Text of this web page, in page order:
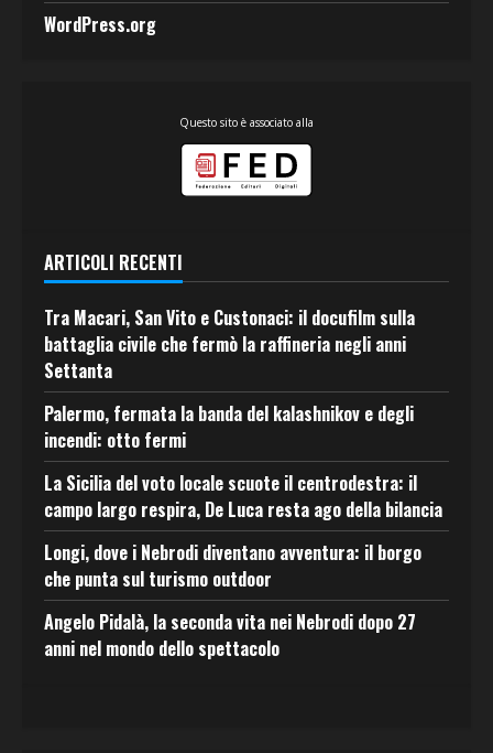
WordPress.org
Questo sito è associato alla
ARTICOLI RECENTI
Tra Macari, San Vito e Custonaci: il docufilm sulla
battaglia civile che fermò la raffineria negli anni
Settanta
Palermo, fermata la banda del kalashnikov e degli
incendi: otto fermi
La Sicilia del voto locale scuote il centrodestra: il
campo largo respira, De Luca resta ago della bilancia
Longi, dove i Nebrodi diventano avventura: il borgo
che punta sul turismo outdoor
Angelo Pidalà, la seconda vita nei Nebrodi dopo 27
anni nel mondo dello spettacolo